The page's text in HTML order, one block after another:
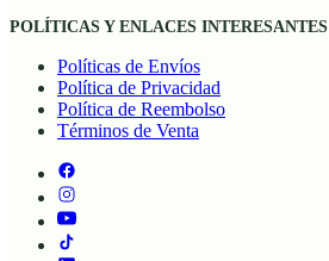
POLÍTICAS Y ENLACES INTERESANTES
Políticas de Envíos
Política de Privacidad
Política de Reembolso
Términos de Venta